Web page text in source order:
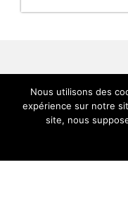
Supports et tutoriels
Nous utilisons des
expérience sur notre
site, nous